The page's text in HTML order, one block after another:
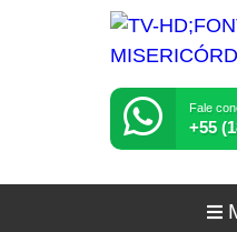
Fale
+55